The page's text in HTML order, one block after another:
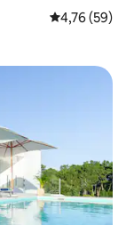
4,76 de uma
4,76 (59)